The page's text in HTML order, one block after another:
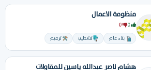
منظومة الاعمال
0
0
بناء عام تشطيب ترميم
هشام ناصر عبدالله ياسين للمقاولات